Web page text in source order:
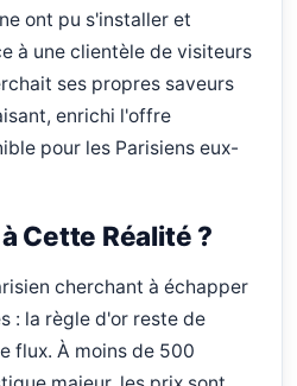
ont pu s'installer et
à une clientèle de visiteurs
ses propres saveurs
enrichi l'offre
pour les Parisiens eux-
Cette Réalité ?
cherchant à échapper
: la règle d'or reste de
flux. À moins de 500